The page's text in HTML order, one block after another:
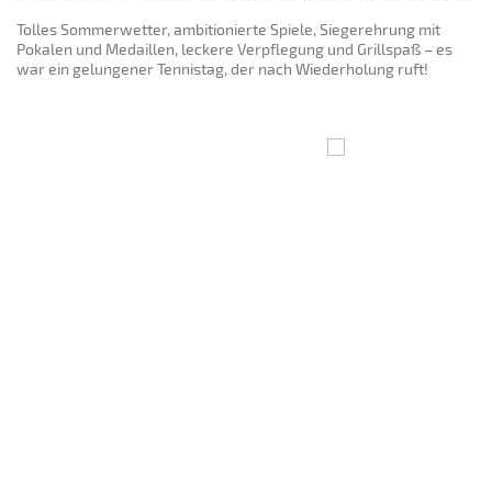
Tolles Sommerwetter, ambitionierte Spiele, Siegerehrung mit
Pokalen und Medaillen, leckere Verpflegung und Grillspaß – es
war ein gelungener Tennistag, der nach Wiederholung ruft!